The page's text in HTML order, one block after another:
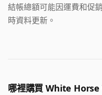
結帳總額可能因運費和促
時資料更新。
哪裡購買 White